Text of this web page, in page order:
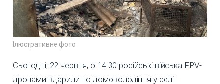
Ілюстративне фото
Сьогодні, 22 червня, о 14.30 російські війська FPV-
дронами вдарили по домоволодіння у селі